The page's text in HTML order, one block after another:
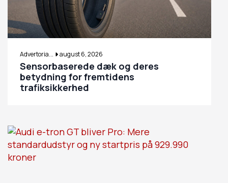
Advertoria... august 6, 2026
Sensorbaserede dæk og deres
betydning for fremtidens
trafiksikkerhed